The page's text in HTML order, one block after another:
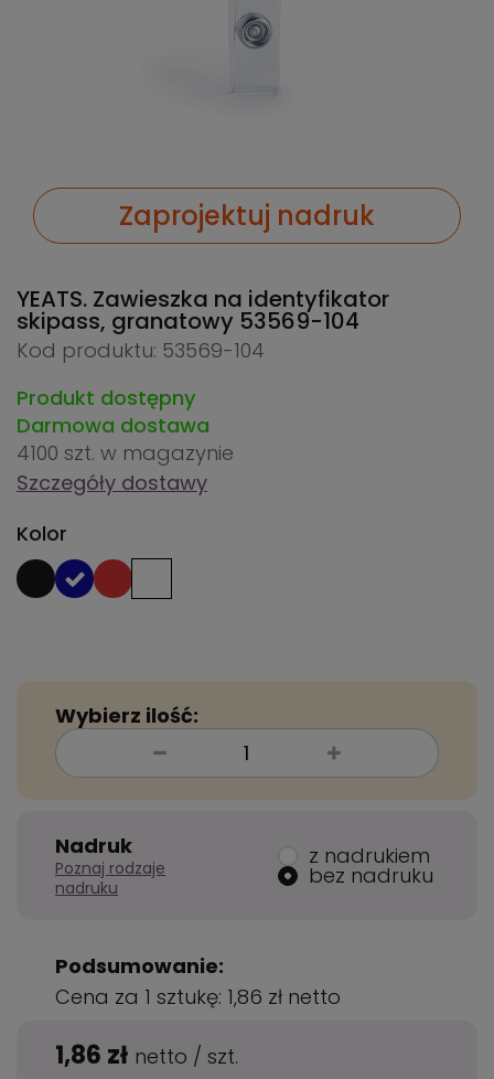
Zaprojektuj nadruk
YEATS. Zawieszka na identyfikator
skipass, granatowy 53569-104
Kod produktu: 53569-104
Produkt dostępny
Darmowa dostawa
4100 szt. w magazynie
Szczegóły dostawy
Kolor
Wybierz ilość:
Nadruk
Poznaj rodzaje
nadruku
z nadrukiem
bez nadruku
Podsumowanie:
Cena za 1 sztukę: 1,86 zł netto
1,86 zł netto / szt.